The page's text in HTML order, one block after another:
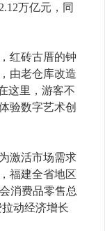
万亿元，同
红砖古厝的钟
由老仓库改造
这里，游客不
验数字艺术创
激活市场需求
福建全省地区
消费品零售总
动经济增长